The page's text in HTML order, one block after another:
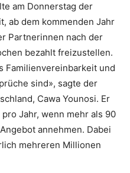
am Donnerstag der
ab dem kommenden Jahr
Partnerinnen nach der
bezahlt freizustellen.
Familienvereinbarkeit und
sind», sagte der
Cawa Younosi. Er
Jahr, wenn mehr als 90
annehmen. Dabei
mehreren Millionen